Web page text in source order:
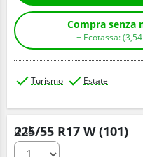
+ Ecotassa: (3,54
Turismo Estate
225/55 R17 W (101)
Q.tà